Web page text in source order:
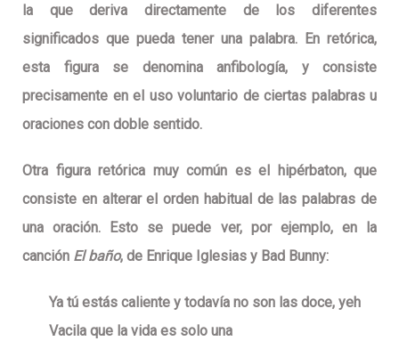
la que deriva directamente de los diferentes
significados que pueda tener una palabra. En retórica,
esta figura se denomina anfibología, y consiste
precisamente en el uso voluntario de ciertas palabras u
oraciones con doble sentido.
Otra figura retórica muy común es el hipérbaton, que
consiste en alterar el orden habitual de las palabras de
una oración. Esto se puede ver, por ejemplo, en la
canción El baño, de Enrique Iglesias y Bad Bunny:
Ya tú estás caliente y todavía no son las doce, yeh
Vacila que la vida es solo una